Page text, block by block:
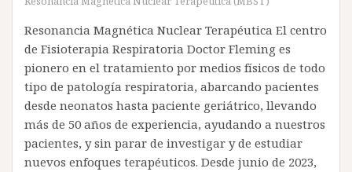
Resonancia Magnética Nuclear Terapéutica El centro
de Fisioterapia Respiratoria Doctor Fleming es
pionero en el tratamiento por medios físicos de todo
tipo de patología respiratoria, abarcando pacientes
desde neonatos hasta paciente geriátrico, llevando
más de 50 años de experiencia, ayudando a nuestros
pacientes, y sin parar de investigar y de estudiar
nuevos enfoques terapéuticos. Desde junio de 2023,